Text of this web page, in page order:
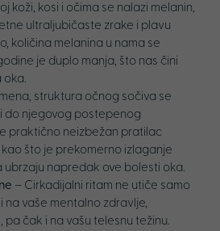
koži, kosi i očima se nalazi melanin,
ultraljubičaste zrake i plavu
količina melanina u nama se
je duplo manja, što nas čini
oka.
struktura očnog sočiva se
do njegovog postepenog
praktično neizbežan pratilac
što je prekomerno izlaganje
ubrzaju napredak ove bolesti oka.
– Cirkadijalni ritam ne utiče samo
na vaše mentalno zdravlje,
čak i na vašu telesnu težinu.